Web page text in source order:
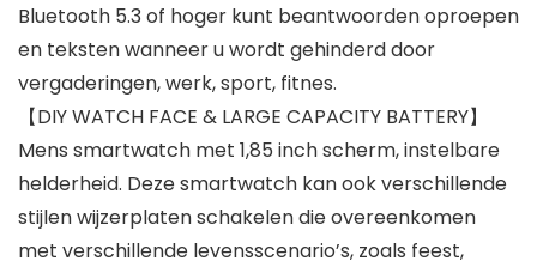
Bluetooth 5.3 of hoger kunt beantwoorden oproepen
en teksten wanneer u wordt gehinderd door
vergaderingen, werk, sport, fitnes.
【DIY WATCH FACE & LARGE CAPACITY BATTERY】
Mens smartwatch met 1,85 inch scherm, instelbare
helderheid. Deze smartwatch kan ook verschillende
stijlen wijzerplaten schakelen die overeenkomen
met verschillende levensscenario’s, zoals feest,